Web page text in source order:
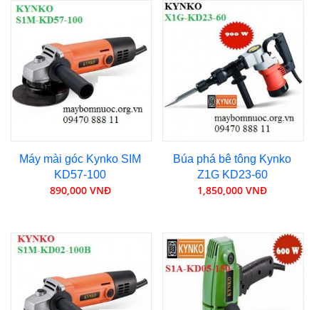
Máy mài góc Kynko SIM
KD57-100
890,000 VNĐ
Búa phá bê tông Kynko
Z1G KD23-60
1,850,000 VNĐ